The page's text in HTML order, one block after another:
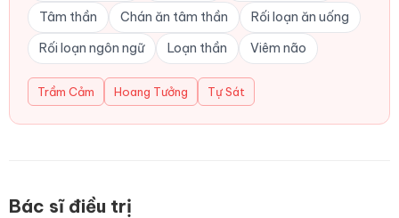
Tâm thần
Chán ăn tâm thần
Rối loạn ăn uống
Rối loạn ngôn ngữ
Loạn thần Viêm não
Trầm Cảm Hoang Tưởng Tự Sát
Bác sĩ điều trị